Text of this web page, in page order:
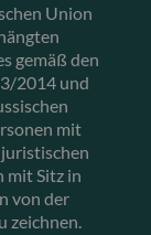
Union
gemäß den
2014 und
mit
mit Sitz in
von der
zeichnen.